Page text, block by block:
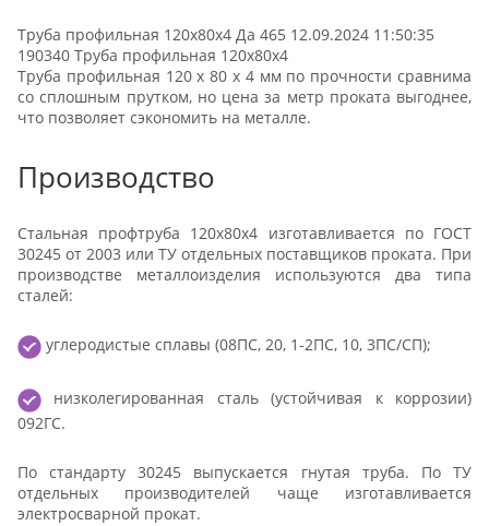
Труба профильная 120х80х4 Да 465 12.09.2024 11:50:35
190340 Труба профильная 120х80х4
Труба профильная 120 х 80 х 4 мм по прочности сравнима
со сплошным прутком, но цена за метр проката выгоднее,
что позволяет сэкономить на металле.
Производство
Стальная профтруба 120х80х4 изготавливается по ГОСТ
30245 от 2003 или ТУ отдельных поставщиков проката. При
производстве металлоизделия используются два типа
сталей:
углеродистые сплавы (08ПС, 20, 1-2ПС, 10, 3ПС/СП);
низколегированная сталь (устойчивая к коррозии)
092ГС.
По стандарту 30245 выпускается гнутая труба. По ТУ
отдельных производителей чаще изготавливается
электросварной прокат.